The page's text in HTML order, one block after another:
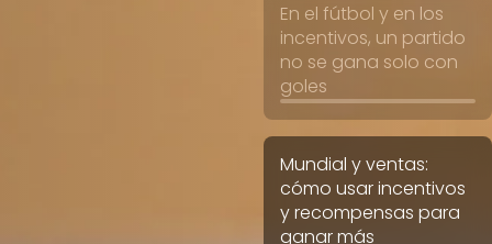
En el fútbol y en los
incentivos, un partido
no se gana solo con
goles
Mundial y ventas:
cómo usar incentivos
y recompensas para
ganar más